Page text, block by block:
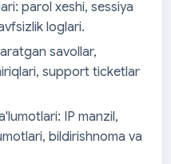
parol xeshi, sessiya
loglari.
savollar,
support ticketlar
IP manzil,
bildirishnoma va